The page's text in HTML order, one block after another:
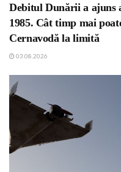
Debitul Dunării a ajuns
1985. Cât timp mai
Cernavodă la limită
03.08.2026